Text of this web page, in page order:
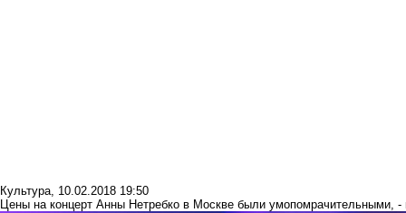
Культура, 10.02.2018 19:50
Цены на концерт Анны Нетребко в Москве были умопомрачительными,